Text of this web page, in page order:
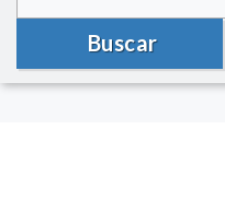
Buscar